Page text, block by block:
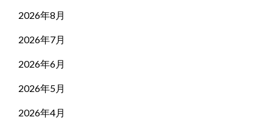
2026年8月
2026年7月
2026年6月
2026年5月
2026年4月